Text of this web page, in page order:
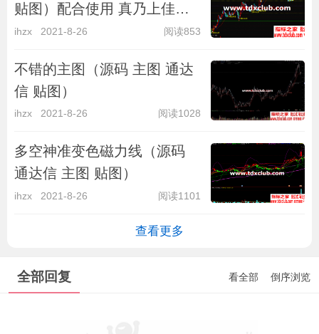
贴图）配合使用 真乃上佳之
选
ihzx 2021-8-26 阅读853
不错的主图（源码 主图 通达
信 贴图）
ihzx 2021-8-26 阅读1028
多空神准变色磁力线（源码
通达信 主图 贴图）
ihzx 2021-8-26 阅读1101
查看更多
全部回复 看全部 倒序浏览